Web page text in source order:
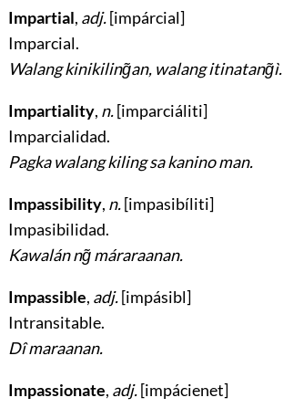
Impartial, adj.[impárcial]
Imparcial.
Walang kinikiling̃an, walang itinatang̃ì.
Impartiality, n.[imparciáliti]
Imparcialidad.
Pagka walang kiling sa kanino man.
Impassibility, n.[impasibíliti]
Impasibilidad.
Kawalán ng̃ máraraanan.
Impassible, adj.[impásibl]
Intransitable.
Dî maraanan.
Impassionate, adj.[impácienet]